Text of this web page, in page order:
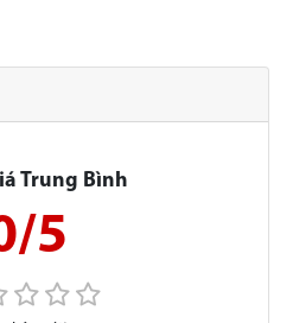
Trung Bình
5